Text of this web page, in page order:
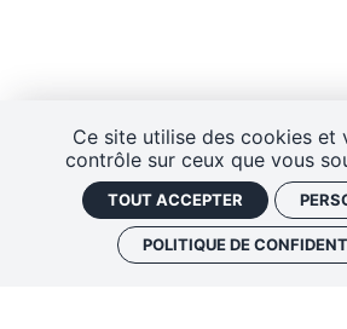
Ce site utilise des cookies et
contrôle sur ceux que vous
TOUT ACCEPTER
POLITIQUE DE